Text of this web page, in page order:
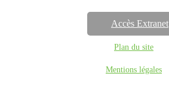
Accès Extranet
Plan du site
Mentions légales